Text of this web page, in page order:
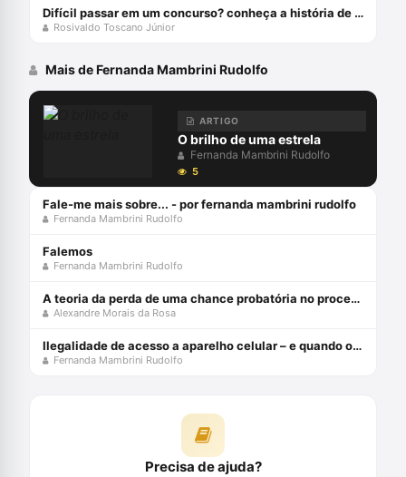
Difícil passar em um concurso? conheça a história de davi lorso
Rosivaldo Toscano Júnior
Mais de Fernanda Mambrini Rudolfo
ARTIGO
O brilho de uma estrela
Fernanda Mambrini Rudolfo
5
Fale-me mais sobre... - por fernanda mambrini rudolfo
Fernanda Mambrini Rudolfo
Falemos
Fernanda Mambrini Rudolfo
A teoria da perda de uma chance probatória no processo penal - julho 2024
Alexandre Morais da Rosa
Ilegalidade de acesso a aparelho celular – e quando o dono “fornece” a senha?
Fernanda Mambrini Rudolfo
Precisa de ajuda?